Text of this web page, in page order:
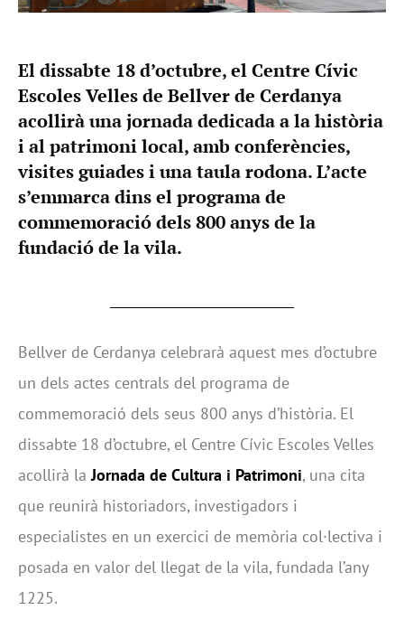
El dissabte 18 d’octubre, el Centre Cívic
Escoles Velles de Bellver de Cerdanya
acollirà una jornada dedicada a la història
i al patrimoni local, amb conferències,
visites guiades i una taula rodona. L’acte
s’emmarca dins el programa de
commemoració dels 800 anys de la
fundació de la vila.
Bellver de Cerdanya celebrarà aquest mes d’octubre
un dels actes centrals del programa de
commemoració dels seus 800 anys d’història. El
dissabte 18 d’octubre, el Centre Cívic Escoles Velles
acollirà laJornada de Cultura i Patrimoni, una cita
que reunirà historiadors, investigadors i
especialistes en un exercici de memòria col·lectiva i
posada en valor del llegat de la vila, fundada l’any
1225.